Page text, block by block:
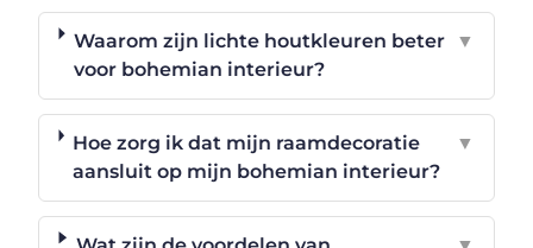
Waarom zijn lichte houtkleuren beter
voor bohemian interieur?
▼
Hoe zorg ik dat mijn raamdecoratie
aansluit op mijn bohemian interieur?
▼